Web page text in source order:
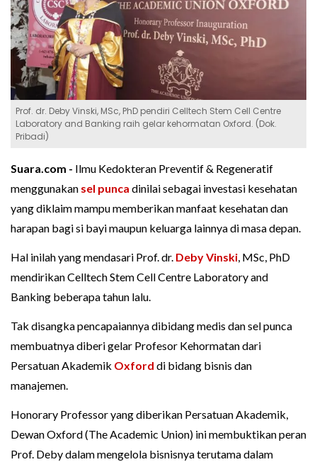
Prof. dr. Deby Vinski, MSc, PhD pendiri Celltech Stem Cell Centre
Laboratory and Banking raih gelar kehormatan Oxford. (Dok.
Pribadi)
Suara.com - Ilmu Kedokteran Preventif & Regeneratif
menggunakan sel punca dinilai sebagai investasi kesehatan
yang diklaim mampu memberikan manfaat kesehatan dan
harapan bagi si bayi maupun keluarga lainnya di masa depan.
Hal inilah yang mendasari Prof. dr. Deby Vinski, MSc, PhD
mendirikan Celltech Stem Cell Centre Laboratory and
Banking beberapa tahun lalu.
Tak disangka pencapaiannya dibidang medis dan sel punca
membuatnya diberi gelar Profesor Kehormatan dari
Persatuan Akademik Oxford di bidang bisnis dan
manajemen.
Honorary Professor yang diberikan Persatuan Akademik,
Dewan Oxford (The Academic Union) ini membuktikan peran
Prof. Deby dalam mengelola bisnisnya terutama dalam